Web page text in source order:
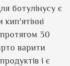
ботулінусу є
кип'ятінні
30
варити
і є